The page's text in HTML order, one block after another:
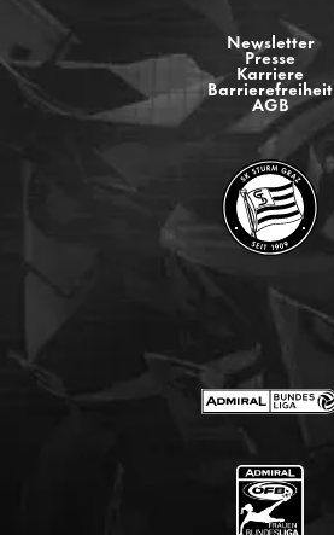
Newsletter
Presse
Karriere
Barrierefreiheit
AGB